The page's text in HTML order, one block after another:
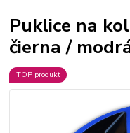
Puklice na
čierna /
TOP produkt